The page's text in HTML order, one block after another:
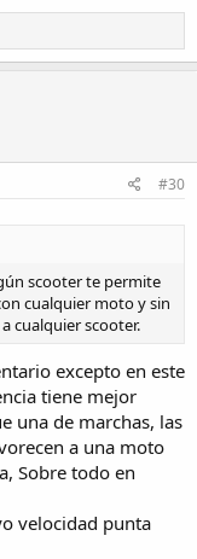
#30
scooter te permite
cualquier moto y sin
cualquier scooter.
excepto en este
tiene mejor
una de marchas, las
a una moto
Sobre todo en
velocidad punta